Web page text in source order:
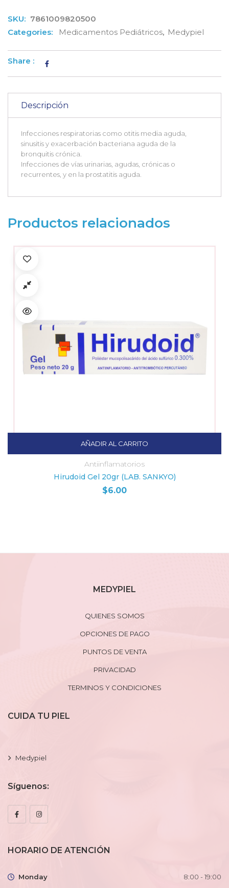
SKU: 7861009820500
Categories:
Medicamentos Pediátricos, Medypiel
Share :
Descripción
Infecciones respiratorias como otitis media aguda,
sinusitis y exacerbación bacteriana aguda de la
bronquitis crónica.
Infecciones de vías urinarias, agudas, crónicas o
recurrentes, y en la prostatitis aguda.
Productos relacionados
AÑADIR AL CARRITO
Antiinflamatorios
Hirudoid Gel 20gr (LAB. SANKYO)
$6.00
MEDYPIEL
QUIENES SOMOS
OPCIONES DE PAGO
PUNTOS DE VENTA
PRIVACIDAD
TERMINOS Y CONDICIONES
CUIDA TU PIEL
Medypiel
Síguenos:
HORARIO DE ATENCIÓN
Monday 8:00 - 19:00